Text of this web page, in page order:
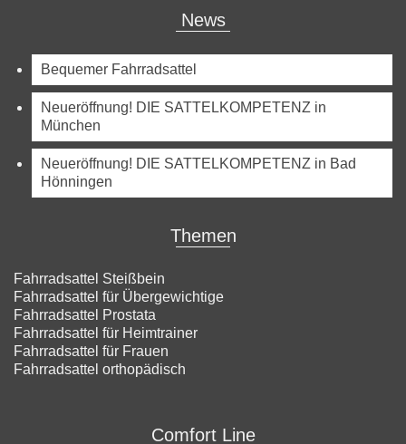
News
Bequemer Fahrradsattel
Neueröffnung! DIE SATTELKOMPETENZ in
München
Neueröffnung! DIE SATTELKOMPETENZ in Bad
Hönningen
Themen
Fahrradsattel Steißbein
Fahrradsattel für Übergewichtige
Fahrradsattel Prostata
Fahrradsattel für Heimtrainer
Fahrradsattel für Frauen
Fahrradsattel orthopädisch
Comfort Line